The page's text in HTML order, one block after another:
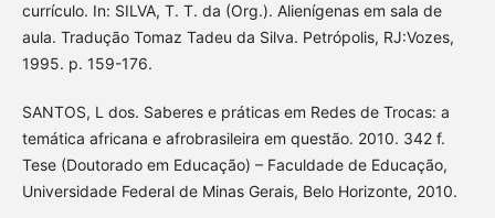
currículo. In: SILVA, T. T. da (Org.). Alienígenas em sala de
aula. Tradução Tomaz Tadeu da Silva. Petrópolis, RJ:Vozes,
1995. p. 159-176.
SANTOS, L dos. Saberes e práticas em Redes de Trocas: a
temática africana e afrobrasileira em questão. 2010. 342 f.
Tese (Doutorado em Educação) – Faculdade de Educação,
Universidade Federal de Minas Gerais, Belo Horizonte, 2010.